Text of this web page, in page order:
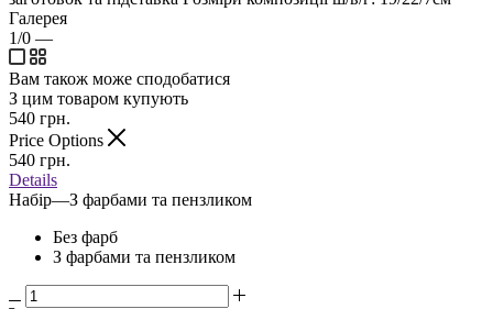
Галерея
1/0 —
Вам також може сподобатися
З цим товаром купують
540 грн.
Price Options
540 грн.
Details
Набір—З фарбами та пензликом
Без фарб
З фарбами та пензликом